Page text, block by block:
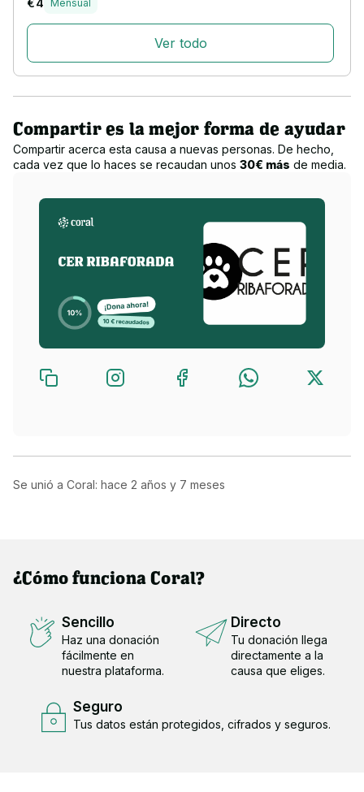
Mensual
Ver todo
Compartir es la mejor forma de ayudar
Compartir acerca esta causa a nuevas personas. De hecho,
cada vez que lo haces se recaudan unos 30€ más de media.
Se unió a Coral: hace 2 años y 7 meses
¿Cómo funciona Coral?
Sencillo
Haz una donación
fácilmente en
nuestra plataforma.
Directo
Tu donación llega
directamente a la
causa que eliges.
Seguro
Tus datos están protegidos, cifrados y seguros.